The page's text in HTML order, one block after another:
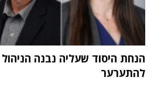
הנחת היסוד שעליה נבנה
להתערער